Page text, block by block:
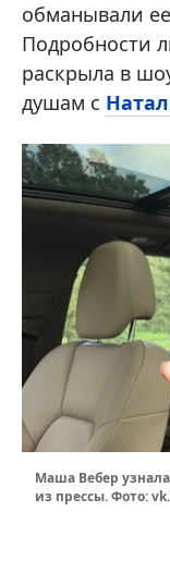
обманывали
Подробности
раскрыла в
душам с
Маша Вебер
из прессы. Фото: